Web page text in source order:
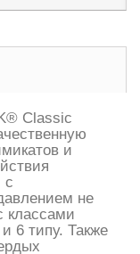
Classic
и
с
не
классами
6 типу. Также